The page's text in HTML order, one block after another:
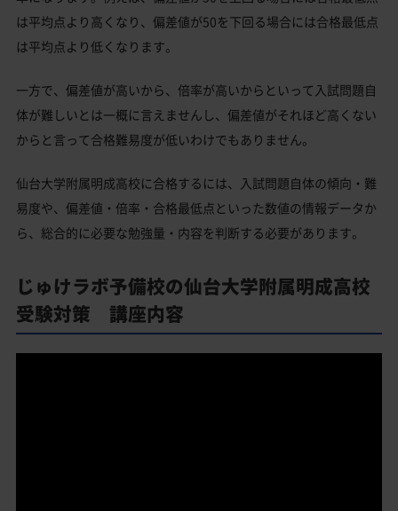
は平均点より高くなり、偏差値が50を下回る場合には合格最低点
は平均点より低くなります。
一方で、偏差値が高いから、倍率が高いからといって入試問題自
体が難しいとは一概に言えませんし、偏差値がそれほど高くない
からと言って合格難易度が低いわけでもありません。
仙台大学附属明成高校に合格するには、入試問題自体の傾向・難
易度や、偏差値・倍率・合格最低点といった数値の情報データか
ら、総合的に必要な勉強量・内容を判断する必要があります。
じゅけラボ予備校の仙台大学附属明成高校
受験対策 講座内容